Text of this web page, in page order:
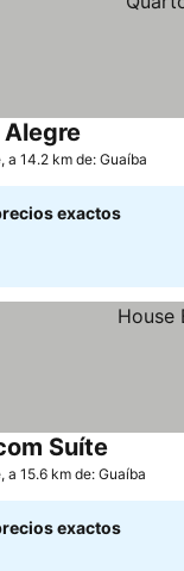
Alegre
a 14.2 km de: Guaíba
exactos
Suíte
a 15.6 km de: Guaíba
exactos